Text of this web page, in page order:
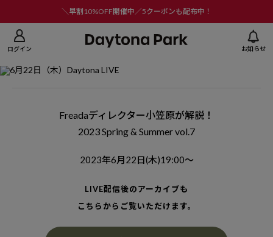
＼早割10%OFF開催中／5クーポンも配布中！
ログイン お知らせ
Freadaディレクター小笠原が解説！
2023 Spring & Summer vol.7
2023年6月22日(木)19:00〜
LIVE配信後のアーカイブも
こちらからご覧いただけます。